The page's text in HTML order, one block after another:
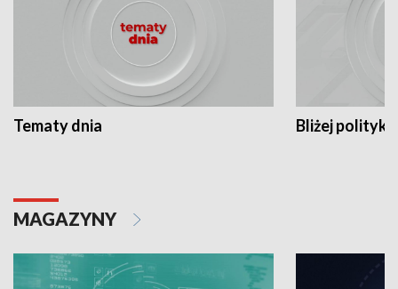
Tematy dnia Bliżej polityki
MAGAZYNY